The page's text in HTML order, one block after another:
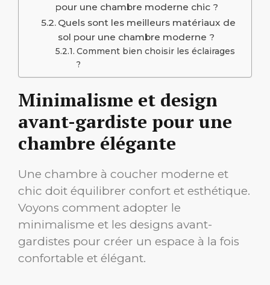
pour une chambre moderne chic ?
Quels sont les meilleurs matériaux de
sol pour une chambre moderne ?
Comment bien choisir les éclairages
?
Minimalisme et design
avant-gardiste pour une
chambre élégante
Une chambre à coucher moderne et
chic doit équilibrer confort et esthétique.
Voyons comment adopter le
minimalisme et les designs avant-
gardistes pour créer un espace à la fois
confortable et élégant.